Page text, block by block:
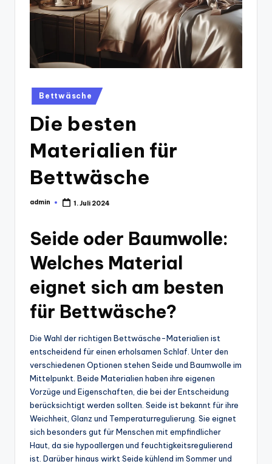
Posted
in
Bettwäsche
Die besten
Materialien für
Bettwäsche
Posted
admin 1. Juli 2024
Seide oder Baumwolle:
Welches Material
eignet sich am besten
für Bettwäsche?
Die Wahl der richtigen Bettwäsche-Materialien ist
entscheidend für einen erholsamen Schlaf. Unter den
verschiedenen Optionen stehen Seide und Baumwolle im
Mittelpunkt. Beide Materialien haben ihre eigenen
Vorzüge und Eigenschaften, die bei der Entscheidung
berücksichtigt werden sollten. Seide ist bekannt für ihre
Weichheit, Glanz und Temperaturregulierung. Sie eignet
sich besonders gut für Menschen mit empfindlicher
Haut, da sie hypoallergen und feuchtigkeitsregulierend
ist. Darüber hinaus wirkt Seide kühlend im Sommer und